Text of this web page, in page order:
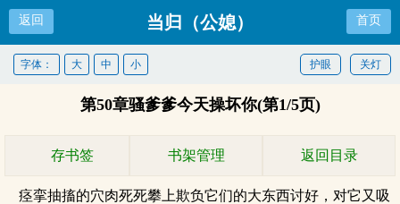
返回 当归（公媳） 首页
关灯
护眼
字体： 大 中 小
第50章骚爹爹今天操坏你(第1/5页)
存书签 书架管理 返回目录
痉挛抽搐的穴肉死死攀上欺负它们的大东西讨好，对它又吸